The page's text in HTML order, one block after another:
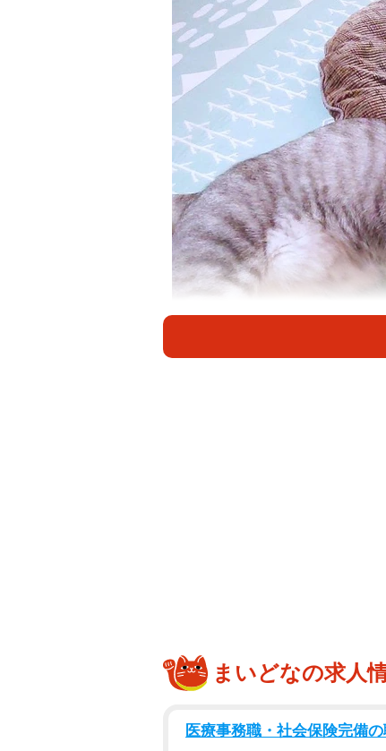
ふたりと飼い主さんが、初めて会
その日からにゃーちゃんの姿を
ちゃん」と呼ぶようになったとい
まいどなの求人
医療事務職・社会保険完備